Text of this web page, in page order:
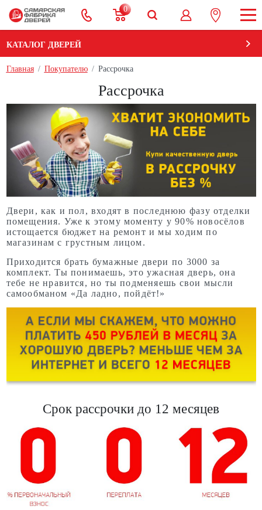
0
КАТАЛОГ ДВЕРЕЙ
Главная Покупателю Рассрочка
Рассрочка
Двери, как и пол, входят в последнюю фазу отделки
помещения. Уже к этому моменту у 90% новосёлов
истощается бюджет на ремонт и мы ходим по
магазинам с грустным лицом.
Приходится брать бумажные двери по 3000 за
комплект. Ты понимаешь, это ужасная дверь, она
тебе не нравится, но ты подменяешь свои мысли
самообманом «Да ладно, пойдёт!»
Срок рассрочки до 12 месяцев